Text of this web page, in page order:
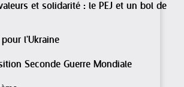
et solidarité : le PEJ et un bol de
l'Ukraine
Seconde Guerre Mondiale